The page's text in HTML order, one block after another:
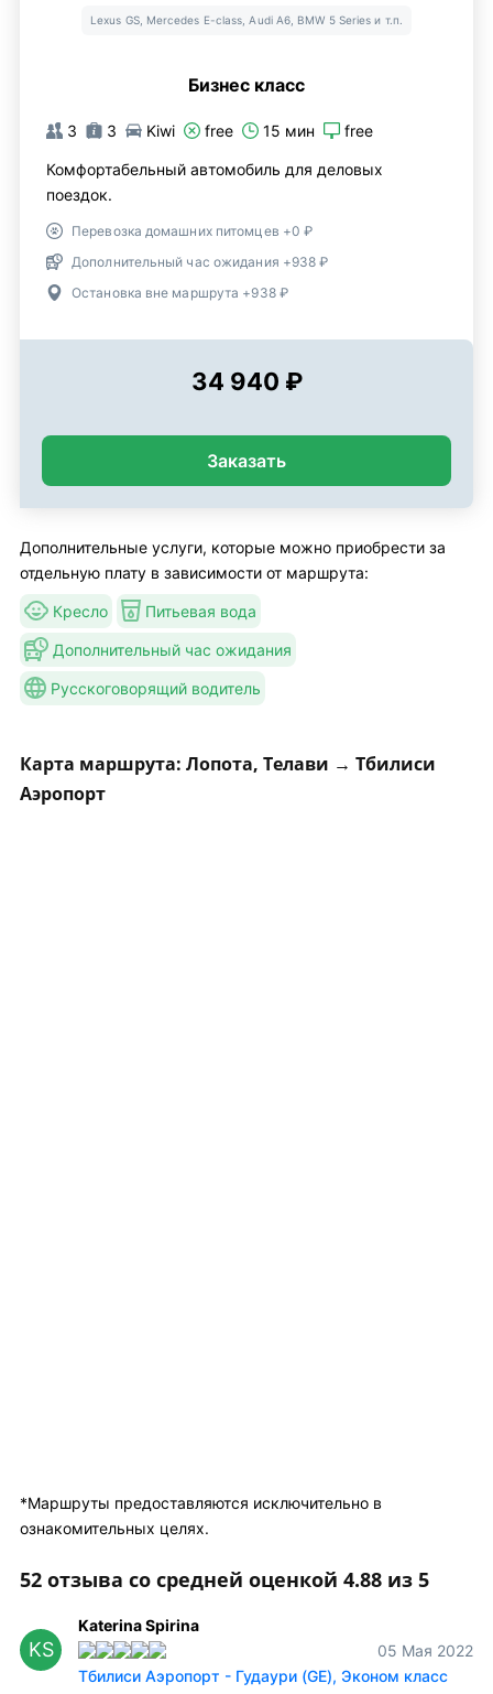
Lexus GS, Mercedes E-class, Audi A6, BMW 5 Series и т.п.
Бизнес класс
3 3 Kiwi free 15 мин free
Комфортабельный автомобиль для деловых
поездок.
Перевозка домашних питомцев +0 ₽
Дополнительный час ожидания +938 ₽
Остановка вне маршрута +938 ₽
34 940 ₽
Заказать
Дополнительные услуги, которые можно приобрести за
отдельную плату в зависимости от маршрута:
Кресло Питьевая вода
Дополнительный час ожидания
Русскоговорящий водитель
Карта маршрута: Лопота, Телави → Тбилиси
Аэропорт
*Маршруты предоставляются исключительно в
ознакомительных целях.
52 отзыва со средней оценкой 4.88 из 5
KS
Katerina Spirina
05 Мая 2022
Тбилиси Аэропорт - Гудаури (GE), Эконом класс